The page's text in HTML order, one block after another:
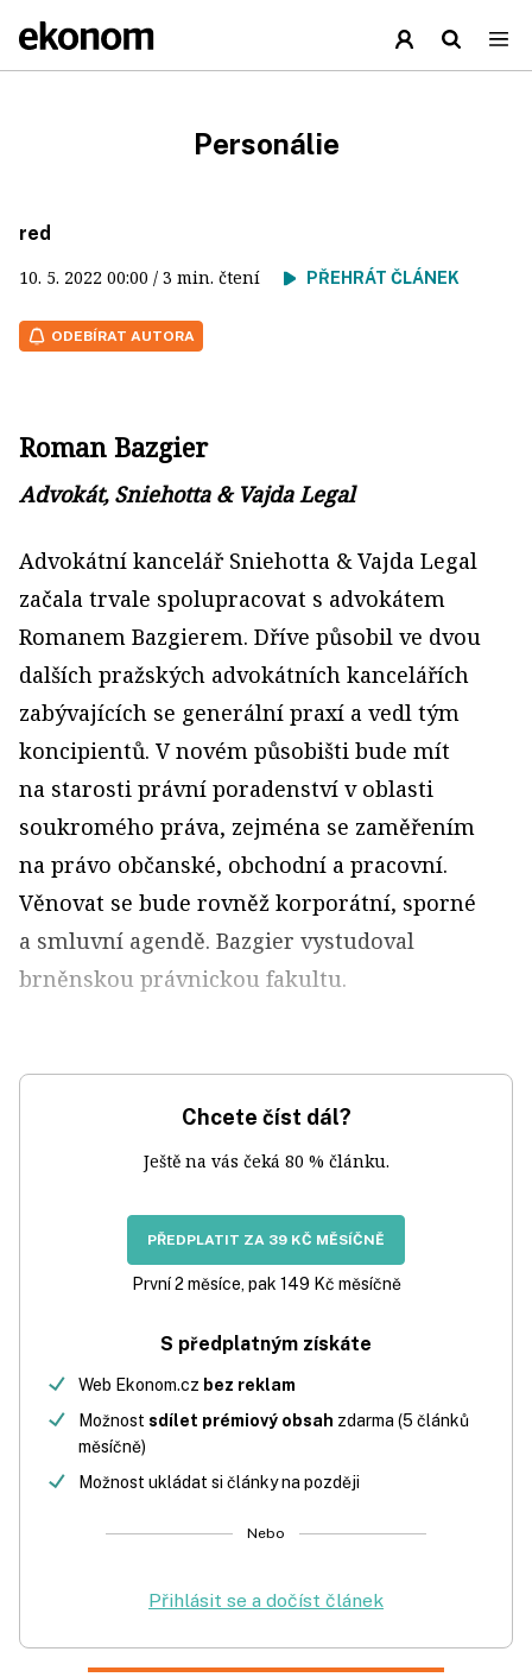
Personálie
red
10. 5. 2022 00:00 / 3 min. čtení PŘEHRÁT ČLÁNEK
ODEBÍRAT AUTORA
Roman Bazgier
Advokát, Sniehotta & Vajda Legal
Advokátní kancelář Sniehotta & Vajda Legal
začala trvale spolupracovat s advokátem
Romanem Bazgierem. Dříve působil ve dvou
dalších pražských advokátních kancelářích
zabývajících se generální praxí a vedl tým
koncipientů. V novém působišti bude mít
na starosti právní poradenství v oblasti
soukromého práva, zejména se zaměřením
na právo občanské, obchodní a pracovní.
Věnovat se bude rovněž korporátní, sporné
a smluvní agendě. Bazgier vystudoval
brněnskou právnickou fakultu.
Chcete číst dál?
Ještě na vás čeká 80 % článku.
PŘEDPLATIT ZA 39 KČ MĚSÍČNĚ
První 2 měsíce, pak 149 Kč měsíčně
S předplatným získáte
Web Ekonom.cz bez reklam
Možnost sdílet prémiový obsah zdarma (5 článků
měsíčně)
Možnost ukládat si články na později
Nebo
Přihlásit se a dočíst článek